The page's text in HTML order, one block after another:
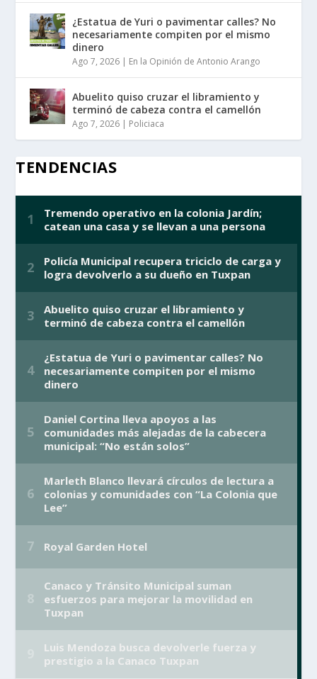
¿Estatua de Yuri o pavimentar calles? No
necesariamente compiten por el mismo
dinero
Ago 7, 2026 En la Opinión de Antonio Arango
Abuelito quiso cruzar el libramiento y
terminó de cabeza contra el camellón
Ago 7, 2026 Policiaca
TENDENCIAS